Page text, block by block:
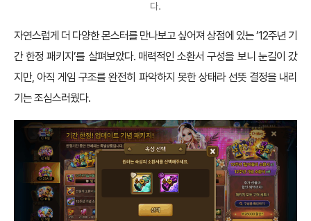
다.
자연스럽게 더 다양한 몬스터를 만나보고 싶어져 상점에 있는 ’12주년 기
간 한정 패키지’를 살펴보았다. 매력적인 소환서 구성을 보니 눈길이 갔
지만, 아직 게임 구조를 완전히 파악하지 못한 상태라 선뜻 결정을 내리
기는 조심스러웠다.